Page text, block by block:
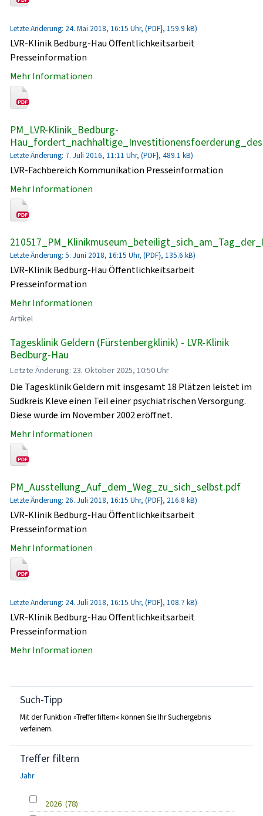
Letzte Änderung: 24. Mai 2018, 16:15 Uhr, (PDF}, 159.9 kB)
LVR-Klinik Bedburg-Hau Öffentlichkeitsarbeit
Presseinformation
Mehr Informationen
PM_LVR-Klinik_Bedburg-
Letzte Änderung: 7. Juli 2016, 11:11 Uhr, (PDF}, 489.1 kB)
LVR-Fachbereich Kommunikation Presseinformation
Mehr Informationen
Letzte Änderung: 5. Juni 2018, 16:15 Uhr, (PDF}, 135.6 kB)
LVR-Klinik Bedburg-Hau Öffentlichkeitsarbeit
Presseinformation
Mehr Informationen
Artikel
Tagesklinik Geldern (Fürstenbergklinik) - LVR-Klinik
Bedburg-Hau
Letzte Änderung: 23. Oktober 2025, 10:50 Uhr
Die Tagesklinik Geldern mit insgesamt 18 Plätzen leistet im
Südkreis Kleve einen Teil einer psychiatrischen Versorgung.
Diese wurde im November 2002 eröffnet.
Mehr Informationen
PM_Ausstellung_Auf_dem_Weg_zu_sich_selbst.pdf
Letzte Änderung: 26. Juli 2018, 16:15 Uhr, (PDF}, 216.8 kB)
LVR-Klinik Bedburg-Hau Öffentlichkeitsarbeit
Presseinformation
Mehr Informationen
Letzte Änderung: 24. Juli 2018, 16:15 Uhr, (PDF}, 108.7 kB)
LVR-Klinik Bedburg-Hau Öffentlichkeitsarbeit
Presseinformation
Mehr Informationen
Such-Tipp
Mit der Funktion »Treffer filtern« können Sie Ihr Suchergebnis
verfeinern.
Treffer filtern
Jahr
2026 (78)